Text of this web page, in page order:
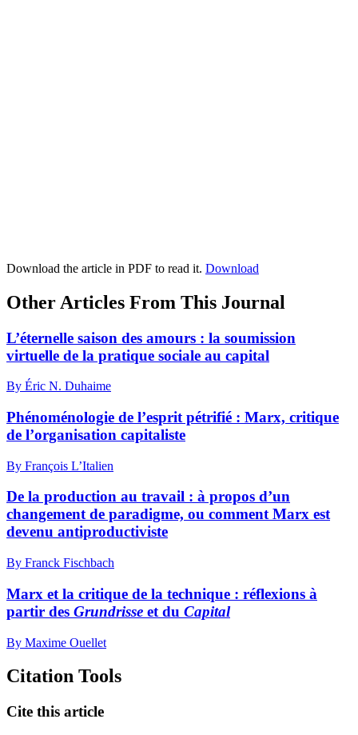
Download the article in PDF to read it. Download
Other Articles From This Journal
L’éternelle saison des amours : la soumission
virtuelle de la pratique sociale au capital
By Éric N. Duhaime
Phénoménologie de l’esprit pétrifié : Marx, critique
de l’organisation capitaliste
By François L’Italien
De la production au travail : à propos d’un
changement de paradigme, ou comment Marx est
devenu antiproductiviste
By Franck Fischbach
Marx et la critique de la technique : réflexions à
partir des Grundrisse et du Capital
By Maxime Ouellet
Citation Tools
Cite this article